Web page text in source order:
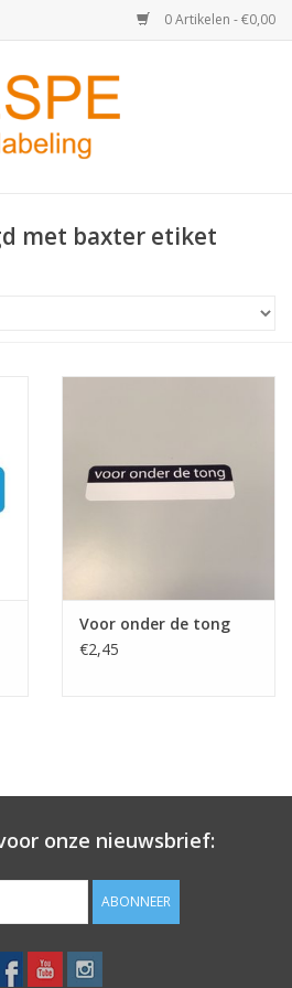
0 Artikelen - €0,00
met baxter etiket
Voor onder de tong
€2,45
onze nieuwsbrief:
ABONNEER